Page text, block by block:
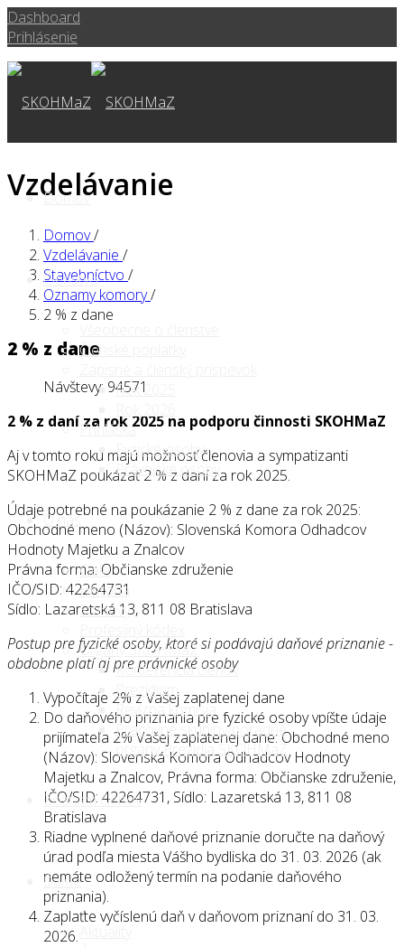
Dashboard
Prihlásenie
Domov
Členstvo
Členské poplatky
Rok 2025
Prihláška
Fyzické osoby
Právnické osoby
O nás
Ciele
História
Stanovy
Orgány SKOHMaZ
Konferencia členov
Prezídium
Revízna komisia
Pracovné skupiny/poradné
orgány Prezídia SKOHMaZ
Zoznam členov
Ďalšie
Aktuality
Vzdelávanie
Domov/
Vzdelávanie /
Stavebníctvo /
Oznamy komory/
2 % z dane
2 % z dane
Návštevy: 94571
2 % z daní za rok 2025 na podporu činnosti SKOHMaZ
Aj v tomto roku majú možnosť členovia a sympatizanti
SKOHMaZ poukázať 2 % z daní za rok 2025.
Údaje potrebné na poukázanie 2 % z dane za rok 2025:
Obchodné meno (Názov): Slovenská Komora Odhadcov
Hodnoty Majetku a Znalcov
Právna forma: Občianske združenie
IČO/SID: 42264731
Sídlo: Lazaretská 13, 811 08 Bratislava
Postup pre fyzické osoby, ktoré si podávajú daňové priznanie -
obdobne platí aj pre právnické osoby
Vypočítaje 2% z Vašej zaplatenej dane
Do daňového priznania pre fyzické osoby vpíšte údaje
prijímateľa 2% Vašej zaplatenej dane: Obchodné meno
(Názov): Slovenská Komora Odhadcov Hodnoty
Majetku a Znalcov, Právna forma: Občianske združenie,
IČO/SID: 42264731, Sídlo: Lazaretská 13, 811 08
Bratislava
Riadne vyplnené daňové priznanie doručte na daňový
úrad podľa miesta Vášho bydliska do 31. 03. 2026 (ak
nemáte odložený termín na podanie daňového
priznania).
Zaplaťte vyčíslenú daň v daňovom priznaní do 31. 03.
2026.